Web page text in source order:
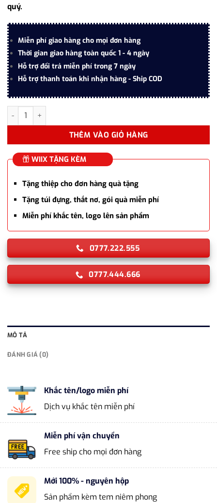
quý.
Miễn phí giao hàng cho mọi đơn hàng
Thời gian giao hàng toàn quốc 1 - 4 ngày
Hỗ trợ đổi trả miễn phí trong 7 ngày
Hỗ trợ thanh toán khi nhận hàng - Ship COD
Set bút bi ký cao cấp MT045 màu xanh navy làm quà tặng số
THÊM VÀO GIỎ HÀNG
WIIX TẶNG KÈM
Tặng thiệp cho đơn hàng quà tặng
Tặng túi đựng, thắt nơ, gói quà miễn phí
Miễn phí khắc tên, logo lên sản phẩm
0777.222.555
0777.444.666
MÔ TẢ
ĐÁNH GIÁ (0)
Khắc tên/logo miễn phí
Dịch vụ khắc tên miễn phí
Miễn phí vận chuyển
Free ship cho mọi đơn hàng
Mới 100% - nguyên hộp
Sản phẩm kèm tem niêm phong